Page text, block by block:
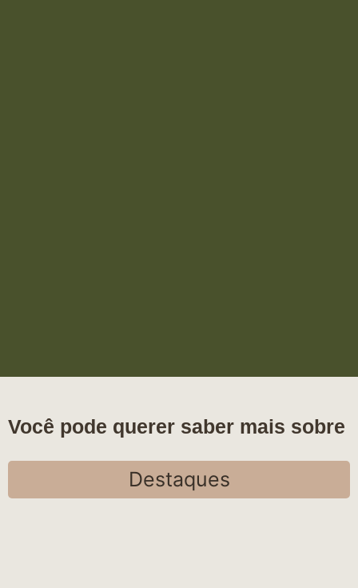
Você pode querer saber mais sobre
Destaques